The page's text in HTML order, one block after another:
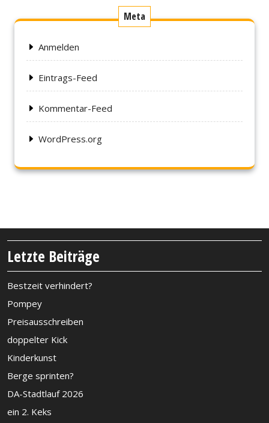
Meta
Anmelden
Eintrags-Feed
Kommentar-Feed
WordPress.org
Letzte Beiträge
Bestzeit verhindert?
Pompey
Preisausschreiben
doppelter Kick
Kinderkunst
Berge sprinten?
DA-Stadtlauf 2026
ein 2. Keks